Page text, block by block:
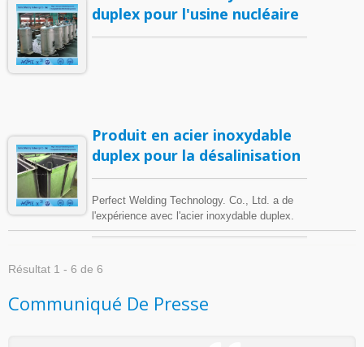
duplex pour l'usine nucléaire
Produit en acier inoxydable
duplex pour la désalinisation
Perfect Welding Technology. Co., Ltd. a de
l'expérience avec l'acier inoxydable duplex.
L'acier inoxydable duplex est célèbre pour sa
rapport aux aciers inoxydables austénitiques
Résultat 1 - 6 de 6
Communiqué De Presse